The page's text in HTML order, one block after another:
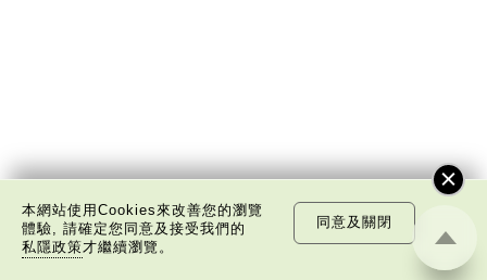
本網站使用Cookies來改善您的瀏覽
體驗, 請確定您同意及接受我們的
私隱政策才繼續瀏覽。
同意及關閉